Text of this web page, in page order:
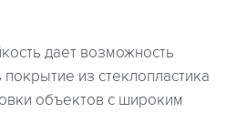
дает возможность
из стеклопластика
объектов с широким